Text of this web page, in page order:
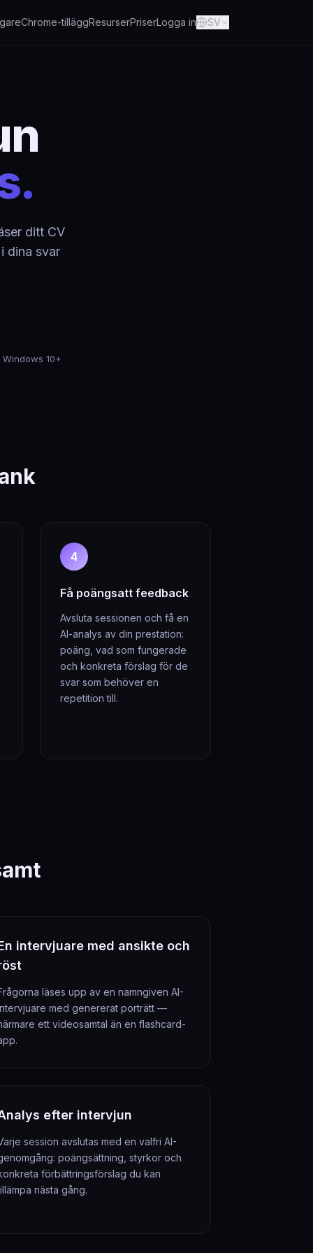
Chrome-tilläggResurserPriserLogga in SV
ditt CV
dina svar
10+
4
Få poängsatt feedback
Avsluta sessionen och få en
AI-analys av din prestation:
poäng, vad som fungerade
och konkreta förslag för de
svar som behöver en
repetition till.
intervjuare med ansikte och
läses upp av en namngiven AI-
med genererat porträtt —
ett videosamtal än en flashcard-
efter intervjun
session avslutas med en valfri AI-
poängsättning, styrkor och
förbättringsförslag du kan
nästa gång.